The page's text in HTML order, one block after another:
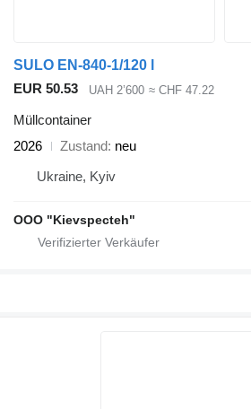
SULO EN-840-1/120 l
EUR 50.53
UAH 2’600 ≈ CHF 47.22
Müllcontainer
2026
Zustand neu
Ukraine, Kyiv
OOO "Kievspecteh"